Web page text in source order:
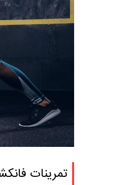
تمرینات